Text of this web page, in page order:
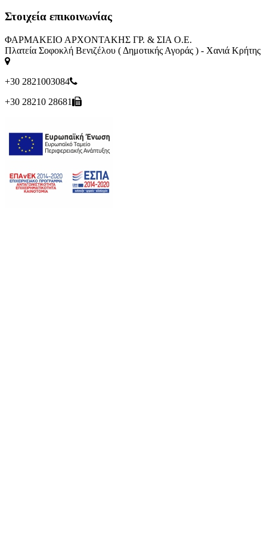
Στοιχεία επικοινωνίας
ΦΑΡΜΑΚΕΙΟ ΑΡΧΟΝΤΑΚΗΣ ΓΡ. & ΣΙΑ Ο.Ε.
Πλατεία Σοφοκλή Βενιζέλου ( Δημοτικής Αγοράς ) - Χανιά Κρήτης
+30 2821003084
+30 28210 28681